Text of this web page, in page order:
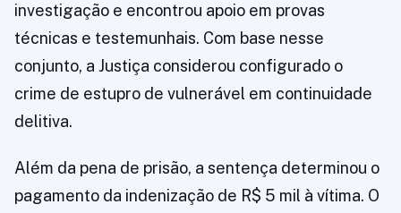
investigação e encontrou apoio em provas
técnicas e testemunhais. Com base nesse
conjunto, a Justiça considerou configurado o
crime de estupro de vulnerável em continuidade
delitiva.
Além da pena de prisão, a sentença determinou o
pagamento da indenização de R$ 5 mil à vítima. O